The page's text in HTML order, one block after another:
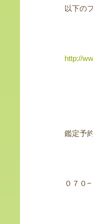
以下の
http://
鑑定予
０７０